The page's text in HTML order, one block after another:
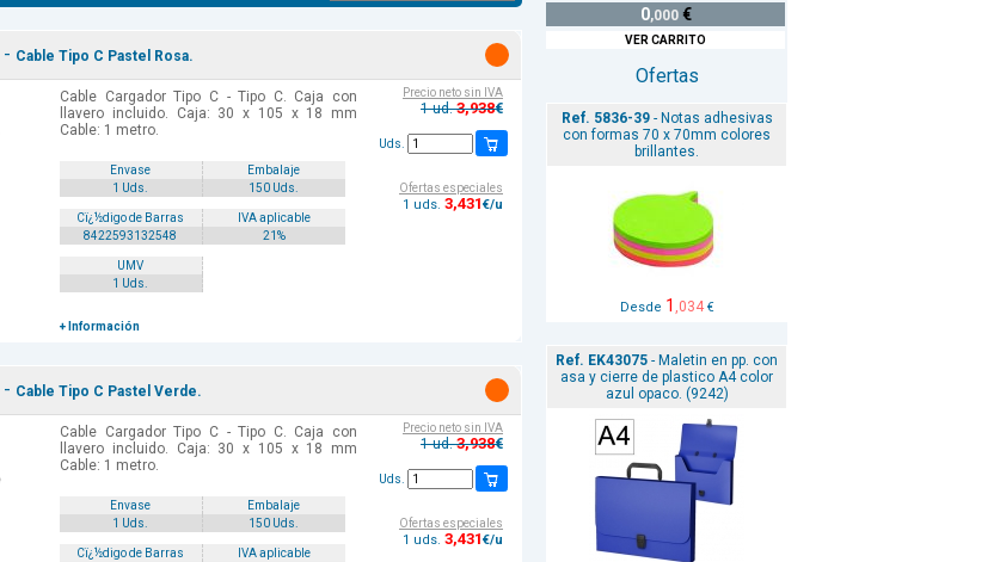
- Cable Tipo C Pastel Rosa.
Cable Cargador Tipo C - Tipo C. Caja con
llavero incluido. Caja: 30 x 105 x 18 mm
Cable: 1 metro.
Envase
Embalaje
1 Uds.
150 Uds.
Cï¿½digo de Barras
IVA aplicable
8422593132548
21%
UMV
1 Uds.
+ Información
Precio neto sin IVA
1 ud.3,938€
Uds.
Ofertas especiales
1 uds. 3,431€/u
- Cable Tipo C Pastel Verde.
Cable Cargador Tipo C - Tipo C. Caja con
llavero incluido. Caja: 30 x 105 x 18 mm
Cable: 1 metro.
Envase
Embalaje
1 Uds.
150 Uds.
Cï¿½digo de Barras
IVA aplicable
Precio neto sin IVA
1 ud.3,938€
Uds.
Ofertas especiales
1 uds. 3,431€/u
0,000€
VER CARRITO
Ofertas
Ref. 5836-39- Notas adhesivas
con formas 70 x 70mm colores
brillantes.
Desde 1 ,034€
Ref. EK43075 - Maletin en pp. con
asa y cierre de plastico A4 color
azul opaco. (9242)